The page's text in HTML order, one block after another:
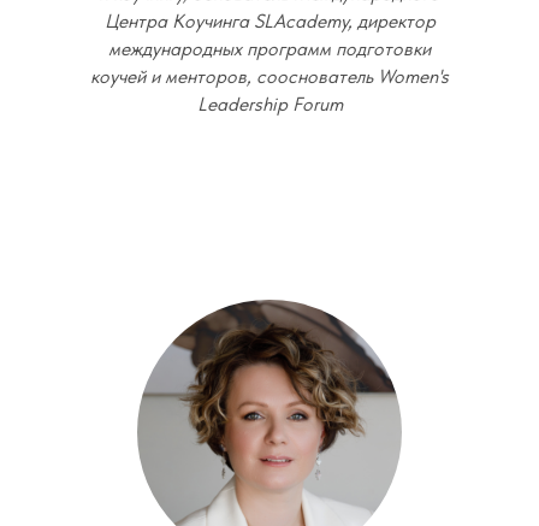
Центра Коучинга SLAcademy, директор
международных программ подготовки
коучей и менторов, сооснователь Women's
Leadership Forum